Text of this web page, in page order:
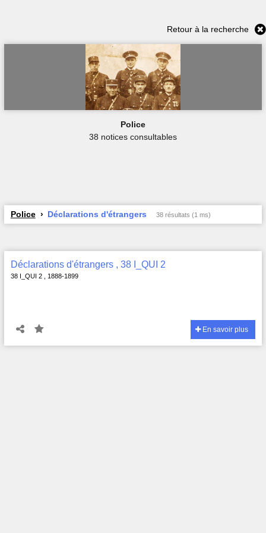
Retour à la recherche
Police
38 notices consultables
Police Déclarations d'étrangers 38 résultats (1 ms)
Déclarations d'étrangers , 38 I_QUI 2
38 I_QUI 2 , 1888-1899
En savoir plus